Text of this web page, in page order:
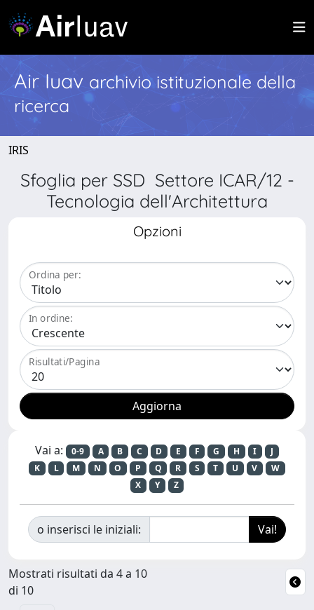
Air Iuav archivio istituzionale della
ricerca
IRIS
Sfoglia per SSD Settore ICAR/12 -
Tecnologia dell'Architettura
Opzioni
Ordina per:
In ordine:
Risultati/Pagina
Vai a: 0-9 A B C D E F G H I
J
K
L M N O P Q R S T U V
W
X
Y Z
o inserisci le iniziali:
Mostrati risultati da 4 a 10
di 10